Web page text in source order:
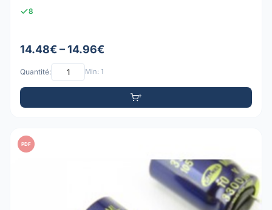
8
14.48€ – 14.96€
Quantité: Min: 1
PDF